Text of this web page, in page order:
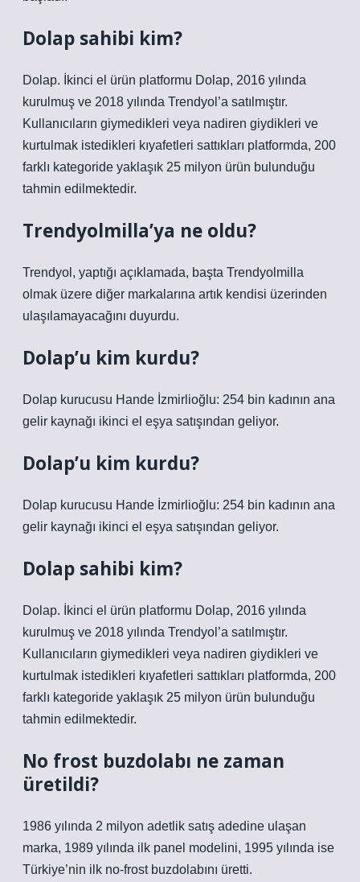
Dolap sahibi kim?
Dolap. İkinci el ürün platformu Dolap, 2016 yılında
kurulmuş ve 2018 yılında Trendyol’a satılmıştır.
Kullanıcıların giymedikleri veya nadiren giydikleri ve
kurtulmak istedikleri kıyafetleri sattıkları platformda, 200
farklı kategoride yaklaşık 25 milyon ürün bulunduğu
tahmin edilmektedir.
Trendyolmilla’ya ne oldu?
Trendyol, yaptığı açıklamada, başta Trendyolmilla
olmak üzere diğer markalarına artık kendisi üzerinden
ulaşılamayacağını duyurdu.
Dolap’u kim kurdu?
Dolap kurucusu Hande İzmirlioğlu: 254 bin kadının ana
gelir kaynağı ikinci el eşya satışından geliyor.
Dolap’u kim kurdu?
Dolap kurucusu Hande İzmirlioğlu: 254 bin kadının ana
gelir kaynağı ikinci el eşya satışından geliyor.
Dolap sahibi kim?
Dolap. İkinci el ürün platformu Dolap, 2016 yılında
kurulmuş ve 2018 yılında Trendyol’a satılmıştır.
Kullanıcıların giymedikleri veya nadiren giydikleri ve
kurtulmak istedikleri kıyafetleri sattıkları platformda, 200
farklı kategoride yaklaşık 25 milyon ürün bulunduğu
tahmin edilmektedir.
No frost buzdolabı ne zaman
üretildi?
1986 yılında 2 milyon adetlik satış adedine ulaşan
marka, 1989 yılında ilk panel modelini, 1995 yılında ise
Türkiye’nin ilk no-frost buzdolabını üretti.